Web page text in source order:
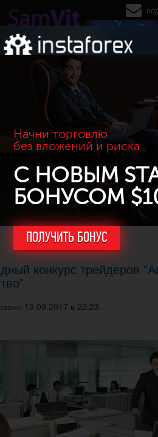
Начни торговлю
без вложений и риска
С НОВЫМ
БОНУСОМ
ПОЛУЧИТЬ БОНУС
конкурс трейдеров
19.09.2017 в 22:23.